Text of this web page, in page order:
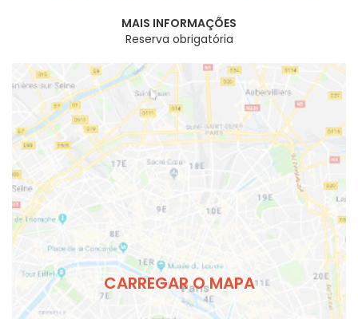
MAIS INFORMAÇÕES
Reserva obrigatória
CARREGAR O MAPA